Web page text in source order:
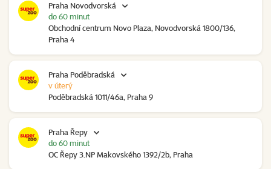
Praha Novodvorská
Obchodní centrum Novo Plaza, Novodvorská 1800/136,
Praha 4
do 60 minut
Praha Poděbradská
Poděbradská 1011/46a, Praha 9
v úterý
Praha Řepy
OC Řepy 3.NP Makovského 1392/2b, Praha
do 60 minut